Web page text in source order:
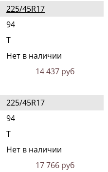
225/45R17
94
T
Нет в наличии
14 437 руб
225/45R17
94
T
Нет в наличии
17 766 руб